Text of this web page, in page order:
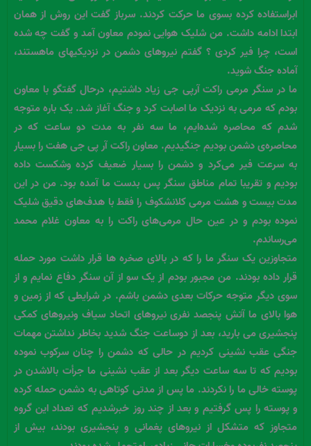
ابراستفاده کرده بسوی ما حرکت کردند. سرباز گفت این روش از همان
ابتدا ادامه داشت. من شلیک هوایی نمودم معاون آمد و گفت چه شده
است، چرا فیر کردی ؟ گفتم نیروهای دشمن در نزدیکیهای ماهستند،
آماده جنگ شوید.
ما در سنگر مرمی راکت آرپی جی زیاد داشتیم، درحال گفتگو با معاون
بودم که مرمی به نزدیک ما اصابت کرد و جنگ آغاز شد. یک باره متوجه
شدم که محاصره شده‌ایم، ما سه نفر به مدت دو ساعت که در
محاصره‌ی دشمن بودیم جنگیدیم. معاون راکت آر پی جی هفت را بسیار
به سرعت فیر می‌کرد و دشمن را بسیار ضعیف کرده وشکست داده
بودیم و تقریبا تمام مناطق سنگر پس بدست ما آمده بود. من در این
مدت بیست و هشت مرمی کلانشکوف را فقط با هدف‌های دقیق شلیک
نموده بودم و در عین حال مرمی‌های راکت را به معاون غلام محمد
می‌رساندم.
متجاوزین یک سنگر ما را که در بالای صخره ها قرار داشت مورد حمله
قرار داده بودند. من مجبور بودم از یک سو از آن سنگر دفاع نمایم و از
سوی دیگر متوجه حرکات بعدی دشمن باشم. در شرایطی که از زمین و
هوا بالای ما آتش پنجصد نفری نیروهای اتحاد سیاف ونیروهای کمکی
پنجشیری می بارید، بعد از دوساعت جنگ شدید بخاطر نداشتن مهمات
جنگی عقب نشینی کردیم در حالی که دشمن را چنان سرکوب نموده
بودیم که تا سه ساعت دیگر بعد از عقب نشینی ما جرأت بالاشدن در
پوسته خالی ما را نکردند. ما پس از مدتی کوتاهی به دشمن حمله کرده
و پوسته را پس گرفتیم و بعد از چند روز خبرشدیم که تعداد این گروه
متجاوز که متشکل از نیروهای پغمانی و پنجشیری بودند، بیش از